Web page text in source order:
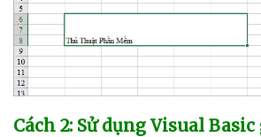
Cách 2: Sử dụng Visual